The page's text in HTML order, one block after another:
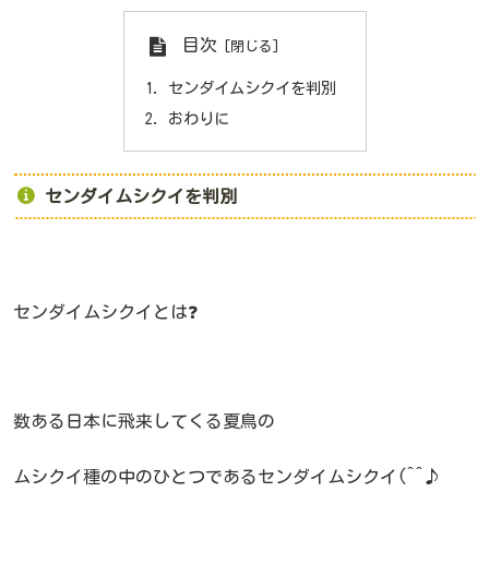
目次
センダイムシクイを判別
おわりに
センダイムシクイを判別
センダイムシクイとは❓
数ある日本に飛来してくる夏鳥の
ムシクイ種の中のひとつであるセンダイムシクイ(^^♪